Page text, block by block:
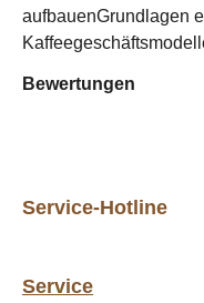
aufbauenGrundlagen
Bewertungen
Service-Hotline
Service